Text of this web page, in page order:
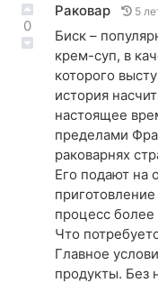
0
Раковар 5
Биск –
крем-суп, в
которого
история
настоящее
пределами
раковарнях
Его подают на
процесс
Что
Главное
продукты. Без